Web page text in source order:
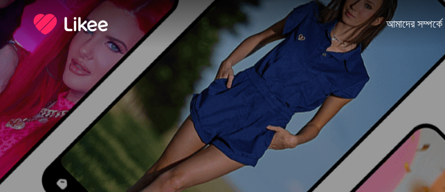
আমাদের সম্পর্কে